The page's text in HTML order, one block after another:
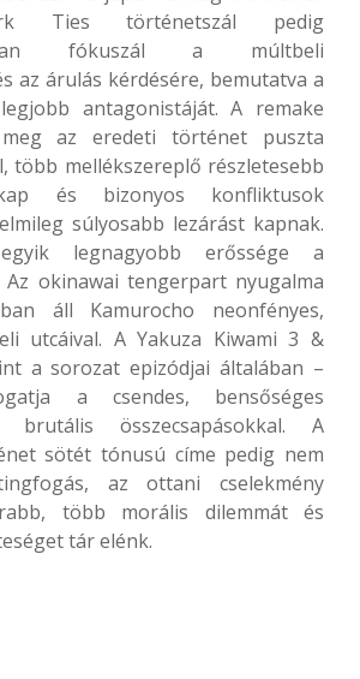
Ties történetszál pedig
fókuszál a múltbeli
az árulás kérdésére, bemutatva a
antagonistáját. A remake
az eredeti történet puszta
több mellékszereplő részletesebb
és bizonyos konfliktusok
súlyosabb lezárást kapnak.
legnagyobb erőssége a
Az okinawai tengerpart nyugalma
áll Kamurocho neonfényes,
utcáival. A Yakuza Kiwami 3 &
a sorozat epizódjai általában –
a csendes, bensőséges
összecsapásokkal. A
sötét tónusú címe pedig nem
az ottani cselekmény
több morális dilemmát és
tár elénk.